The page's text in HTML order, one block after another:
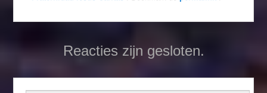
Reacties zijn gesloten.